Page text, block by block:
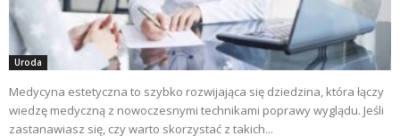
Uroda
Medycyna estetyczna to szybko rozwijająca się dziedzina, która łączy
wiedzę medyczną z nowoczesnymi technikami poprawy wyglądu. Jeśli
zastanawiasz się, czy warto skorzystać z takich...